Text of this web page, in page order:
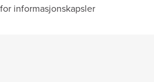
informasjonskapsler